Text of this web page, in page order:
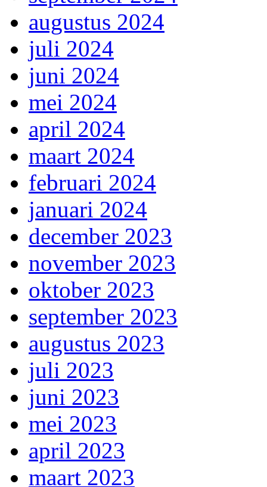
augustus 2024
juli 2024
juni 2024
mei 2024
april 2024
maart 2024
februari 2024
januari 2024
december 2023
november 2023
oktober 2023
september 2023
augustus 2023
juli 2023
juni 2023
mei 2023
april 2023
maart 2023